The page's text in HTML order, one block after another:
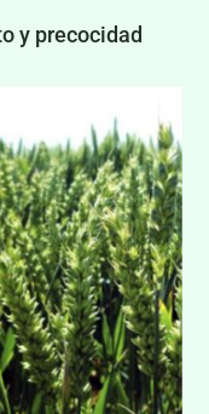
y precocidad